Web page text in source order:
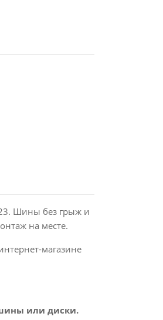
Шины без грыж и
на месте.
магазине
или диски.